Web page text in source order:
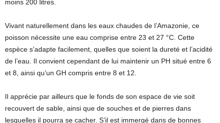
moins 200 litres.
Vivant naturellement dans les eaux chaudes de l’Amazonie, ce
poisson nécessite une eau comprise entre 23 et 27 °C. Cette
espèce s’adapte facilement, quelles que soient la dureté et l’acidité
de l’eau. Il convient cependant de lui maintenir un PH situé entre 6
et 8, ainsi qu’un GH compris entre 8 et 12.
Il apprécie par ailleurs que le fonds de son espace de vie soit
recouvert de sable, ainsi que de souches et de pierres dans
lesquelles il pourra se cacher. S’il est immergé dans de bonnes